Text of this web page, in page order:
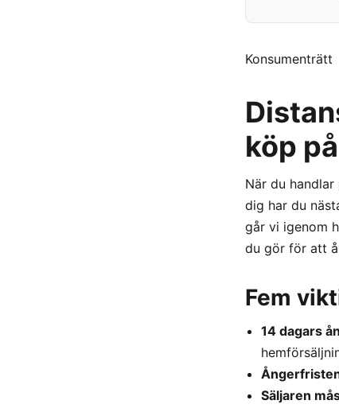
Konsumenträtt
köp
När du
dig har du
går vi igenom
du gör för att
Fem
14 dagars
Säljaren